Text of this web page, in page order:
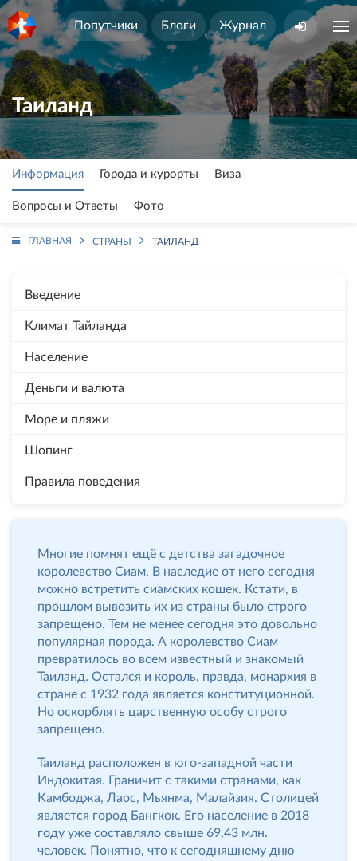
Попутчики Блоги Журнал
Таиланд
Информация Города и курорты Виза
Вопросы и Ответы Фото
ГЛАВНАЯ СТРАНЫ ТАИЛАНД
Введение
Климат Тайланда
Население
Деньги и валюта
Море и пляжи
Шопинг
Правила поведения
Многие помнят ещё с детства загадочное
королевство Сиам. В наследие от него сегодня
можно встретить сиамских кошек. Кстати, в
прошлом вывозить их из страны было строго
запрещено. Тем не менее сегодня это довольно
популярная порода. А королевство Сиам
превратилось во всем известный и знакомый
Таиланд. Остался и король, правда, монархия в
стране с 1932 года является конституционной.
Но оскорблять царственную особу строго
запрещено.
Таиланд расположен в юго-западной части
Индокитая. Граничит с такими странами, как
Камбоджа, Лаос, Мьянма, Малайзия. Столицей
является город Бангкок. Его население в 2018
году уже составляло свыше 69,43 млн.
человек. Понятно, что к сегодняшнему дню